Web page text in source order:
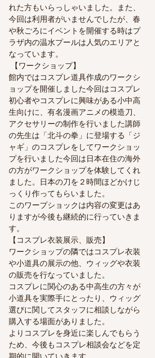
れた方もいらっしゃいました。また、
今回は利用者がいませんでしたが、春
や秋ごろにイベントを開催する時はプ
ラザ内の温水プールは人気のエリアと
なっています。
【ワークショップ】
館内ではコスプレ道具作成のワークシ
ョップを開催しました今回はコスプレ
初心者やコスプレに興味がある小中高
生向けに、有名漫画アニメの模造刀、
アクセサリーの制作を行いました講師
の先生は「北斗の拳」に登場する「ジ
ャギ」のコスプレをしてワークショッ
プを行いました今回は日本在住の海外
の方がワークショップを体験してくれ
ました。日本の刀を２時間ほどかけじ
っくり作ってもらいました。
このワープショックは内容の変更はあ
りますが今後も継続的に行っていきま
す。
【コスプレ衣装展示、販売】
ワークショップの隣ではコスプレ衣装
や小道具の展示の他、ウィッグや衣装
の販売を行なっていました。
コスプレに関心のある中高生の方々が
小道具を実際手にとったり、ウィッグ
選びに関してスタッフに相談しながら
購入する場面がありました。
よりコスプレを身近に楽しんでもらう
ため、今後もコスプレ相談会などを定
期的に開いていきます。